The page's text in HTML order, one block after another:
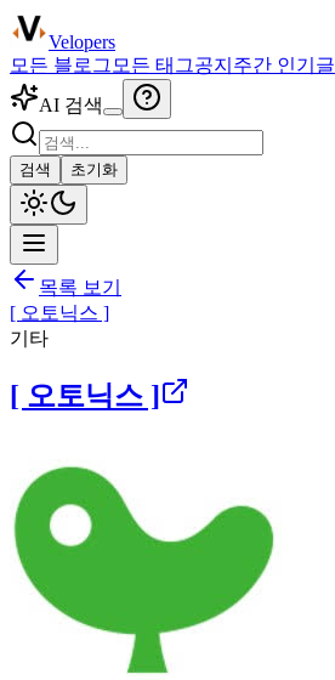
Velopers
모든 블로그 모든 태그공지 주간 인기글
AI 검색
검색 초기화
목록 보기
[ 오토닉스 ]
기타
[ 오토닉스 ]